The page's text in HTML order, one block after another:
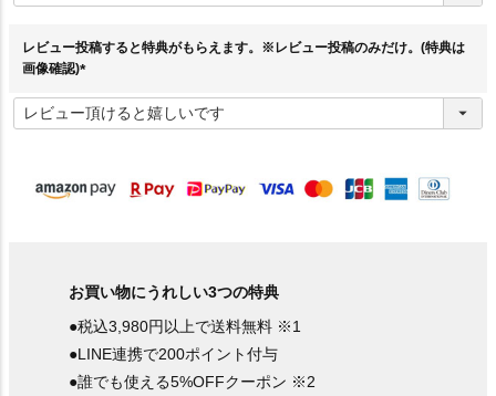
須
レビュー投稿すると特典がもらえます。※レビュー投稿のみだけ。(特典は
画像確認)
必
須
お買い物にうれしい3つの特典
●税込3,980円以上で送料無料 ※1
●LINE連携で200ポイント付与
●誰でも使える5%OFFクーポン ※2